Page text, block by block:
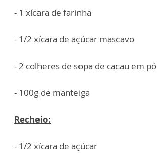
- 1 xícara de farinha
- 1/2 xícara de açúcar mascavo
- 2 colheres de sopa de cacau em pó
- 100g de manteiga
Recheio:
- 1/2 xícara de açúcar